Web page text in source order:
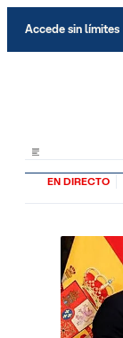
Accede sin límites
EN DIRECTO